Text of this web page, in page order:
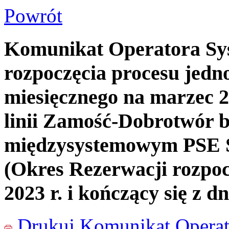
Powrót
Komunikat Operatora
rozpoczęcia procesu
miesięcznego na marzec
linii Zamość-Dobrotwór
międzysystemowym
(Okres Rezerwacji
2023 r. i kończący się z